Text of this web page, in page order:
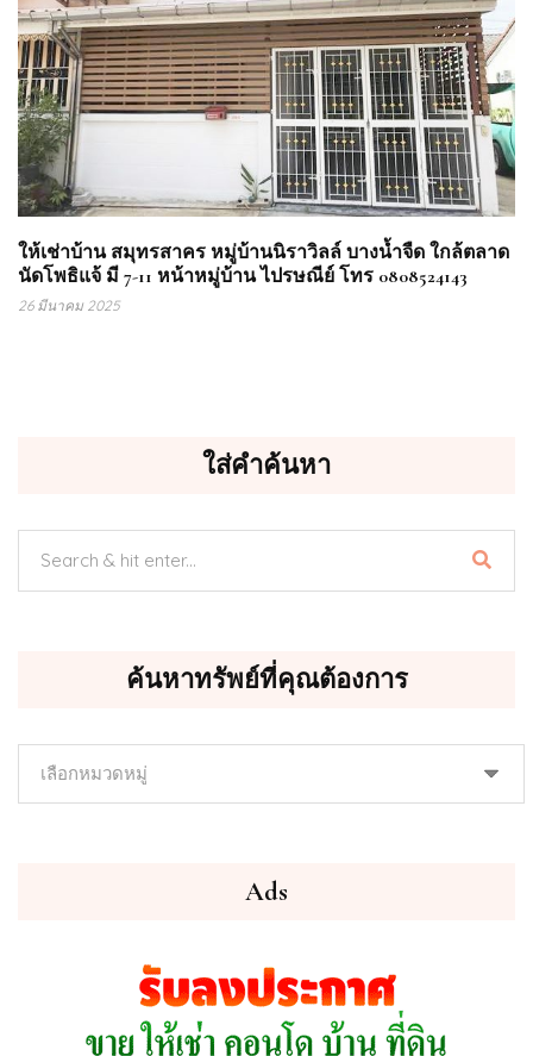
ให้เช่าบ้าน สมุทรสาคร หมู่บ้านนิราวิลล์ บางน้ำจืด ใกล้ตลาด
นัดโพธิแจ้ มี 7-11 หน้าหมู่บ้าน ไปรษณีย์ โทร 0808524143
26 มีนาคม 2025
ใส่คำค้นหา
ค้นหาทรัพย์ที่คุณต้องการ
Ads